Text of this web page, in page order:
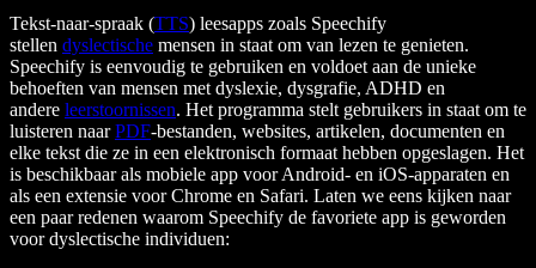
Tekst-naar-spraak (TTS) leesapps zoals Speechify
stellen dyslectische mensen in staat om van lezen te genieten.
Speechify is eenvoudig te gebruiken en voldoet aan de unieke
behoeften van mensen met dyslexie, dysgrafie, ADHD en
andere leerstoornissen. Het programma stelt gebruikers in staat om te
luisteren naarPDF-bestanden, websites, artikelen, documenten en
elke tekst die ze in een elektronisch formaat hebben opgeslagen. Het
is beschikbaar als mobiele app voor Android- en iOS-apparaten en
als een extensie voor Chrome en Safari. Laten we eens kijken naar
een paar redenen waarom Speechify de favoriete app is geworden
voor dyslectische individuen: